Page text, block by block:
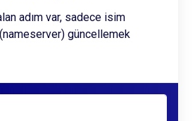
adım var, sadece isim
güncellemek